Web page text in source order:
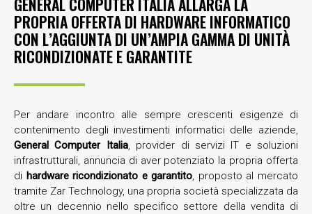
PROPRIA OFFERTA DI HARDWARE INFORMATICO
CON L’AGGIUNTA DI UN’AMPIA GAMMA DI UNITÀ
RICONDIZIONATE E GARANTITE
Per andare incontro alle sempre crescenti esigenze di
contenimento degli investimenti informatici delle aziende,
General Computer Italia, provider di servizi IT e soluzioni
infrastrutturali, annuncia di aver potenziato la propria offerta
di hardware ricondizionato e garantito, proposto al mercato
tramite Zar Technology, una propria società specializzata da
oltre un decennio nello specifico settore della vendita di